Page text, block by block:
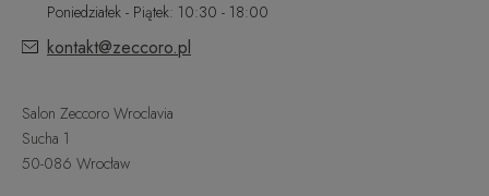
Poniedziałek - Piątek: 10:30 - 18:00
kontakt@zeccoro.pl
Salon Zeccoro Wroclavia
Sucha 1
50-086 Wrocław